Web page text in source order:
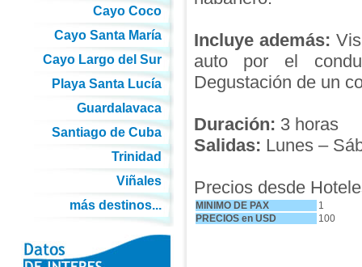
Incluye además:
auto por el
Degustación de un
Duración: 3 horas
Salidas: Lunes –
Precios desde
MINIMO DE PAX
1
PRECIOS en USD
100
Cayo Coco
Cayo Santa María
Cayo Largo del Sur
Playa Santa Lucía
Guardalavaca
Santiago de Cuba
Trinidad
Viñales
más destinos...